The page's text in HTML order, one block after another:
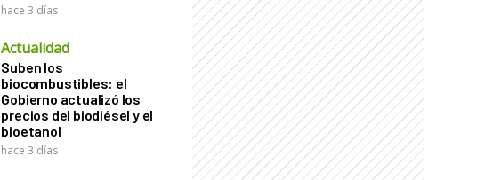
hace 3 días
Actualidad
Suben los
biocombustibles: el
Gobierno actualizó los
precios del biodiésel y el
bioetanol
hace 3 días